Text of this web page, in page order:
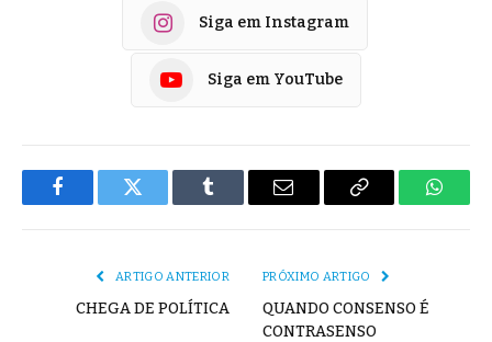
Siga em Instagram
Siga em YouTube
FacebookTwitter Tumblr
E-
Copiar
ARTIGO ANTERIOR
CHEGA DE POLÍTICA
PRÓXIMO ARTIGO
QUANDO CONSENSO É
CONTRASENSO